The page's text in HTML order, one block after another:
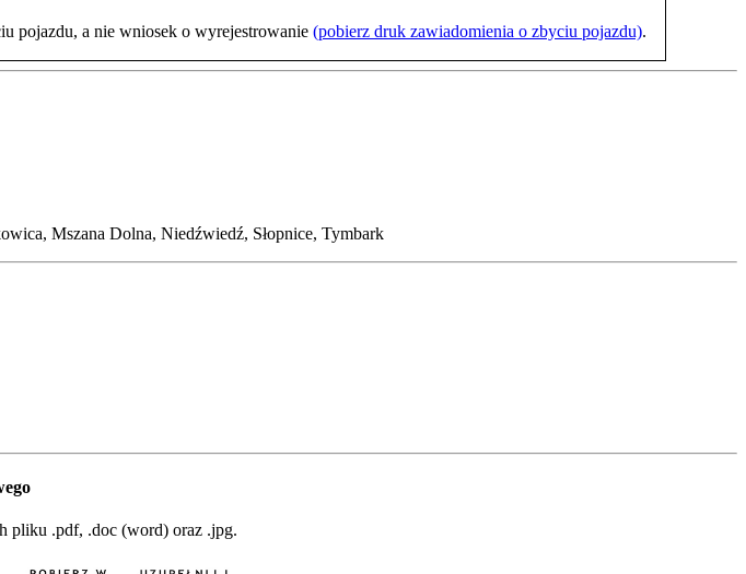
pojazdu, a nie wniosek o wyrejestrowanie (pobierz druk zawiadomienia o zbyciu pojazdu).
Mszana Dolna, Niedźwiedź, Słopnice, Tymbark
pliku .pdf, .doc (word) oraz .jpg.